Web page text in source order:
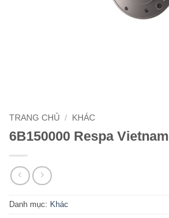
TRANG CHỦ / KHÁC
6B150000 Respa Vietnam
Danh mục: Khác